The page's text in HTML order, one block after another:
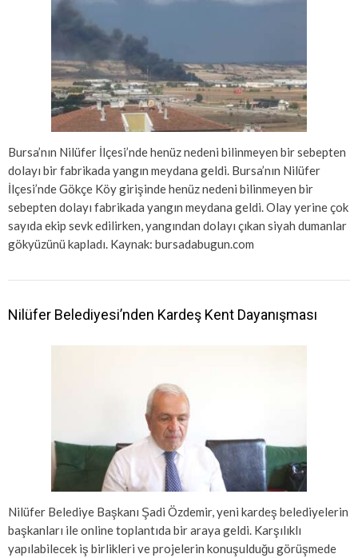
Bursa’nın Nilüfer İlçesi’nde henüz nedeni bilinmeyen bir sebepten
dolayı bir fabrikada yangın meydana geldi. Bursa’nın Nilüfer
İlçesi’nde Gökçe Köy girişinde henüz nedeni bilinmeyen bir
sebepten dolayı fabrikada yangın meydana geldi. Olay yerine çok
sayıda ekip sevk edilirken, yangından dolayı çıkan siyah dumanlar
gökyüzünü kapladı. Kaynak: bursadabugun.com
Nilüfer Belediyesi’nden Kardeş Kent Dayanışması
Nilüfer Belediye Başkanı Şadi Özdemir, yeni kardeş belediyelerin
başkanları ile online toplantıda bir araya geldi. Karşılıklı
yapılabilecek iş birlikleri ve projelerin konuşulduğu görüşmede